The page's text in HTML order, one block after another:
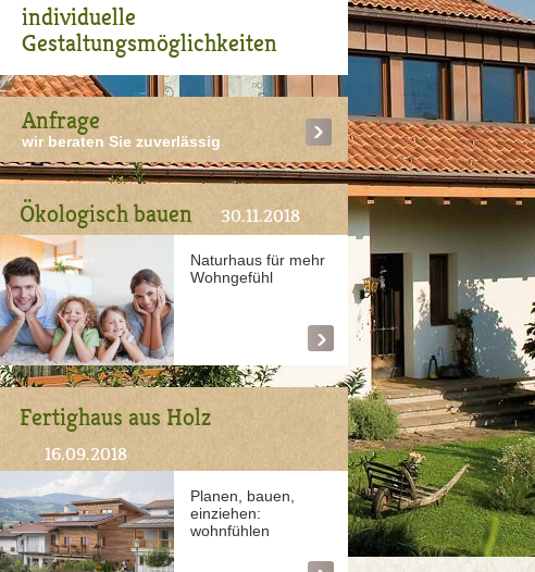
individuelle
Gestaltungsmöglichkeiten
Anfrage
wir beraten Sie zuverlässig
Ökologisch bauen 30.11.2018
Naturhaus für mehr
Wohngefühl
Fertighaus aus Holz
16.09.2018
Planen, bauen,
einziehen:
wohnfühlen